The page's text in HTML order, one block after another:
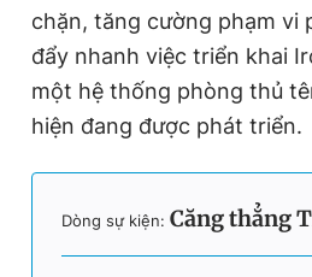
chặn, tăng cường phạm vi
đẩy nhanh việc triển khai
một hệ thống phòng thủ
hiện đang được phát triển.
Dòng sự kiện: Căng thẳng